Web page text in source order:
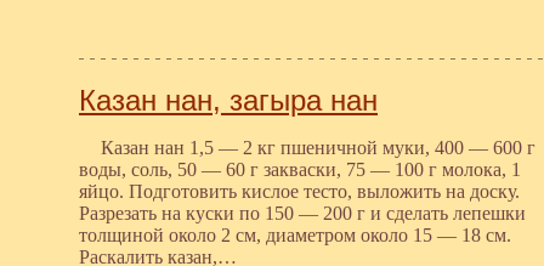
Казан нан, загыра нан
Казан нан 1,5 — 2 кг пшеничной муки, 400 — 600 г
воды, соль, 50 — 60 г закваски, 75 — 100 г молока, 1
яйцо. Подготовить кислое тесто, выложить на доску.
Разрезать на куски по 150 — 200 г и сделать лепешки
толщиной около 2 см, диаметром около 15 — 18 см.
Раскалить казан,…